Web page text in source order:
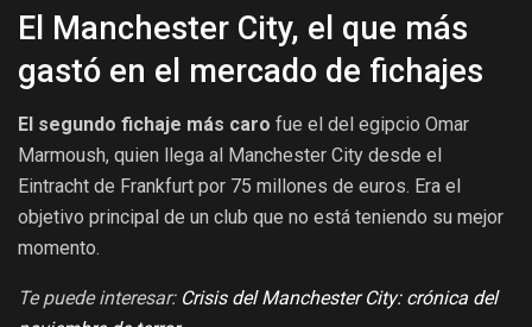
El Manchester City, el que más
gastó en el mercado de fichajes
El segundo fichaje más caro fue el del egipcio Omar
Marmoush, quien llega al Manchester City desde el
Eintracht de Frankfurt por 75 millones de euros. Era el
objetivo principal de un club que no está teniendo su mejor
momento.
Te puede interesar: Crisis del Manchester City: crónica del